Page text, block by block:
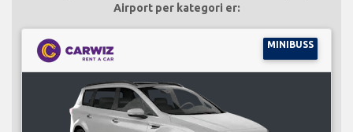
Airport per kategori er:
MINIBUSS